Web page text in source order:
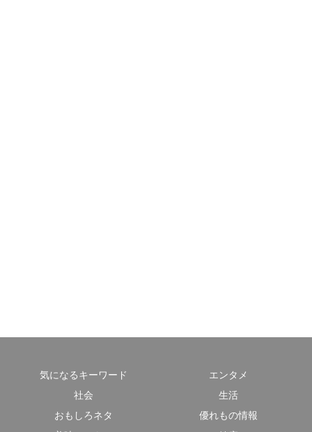
気になるキーワード
エンタメ
社会
生活
おもしろネタ
優れもの情報